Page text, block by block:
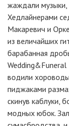
жаждали музыки,
Хедлайнерами
Макаревич и
из величайших
барабанная
Wedding&Funeral
водили хороводы
пиджаками
скинув каблуки,
модных юбок. Зал